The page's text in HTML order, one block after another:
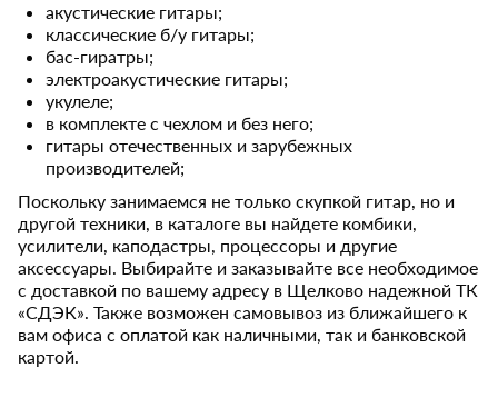
акустические гитары;
классические б/у гитары;
бас-гиратры;
электроакустические гитары;
укулеле;
в комплекте с чехлом и без него;
гитары отечественных и зарубежных
производителей;
Поскольку занимаемся не только скупкой гитар, но и
другой техники, в каталоге вы найдете комбики,
усилители, каподастры, процессоры и другие
аксессуары. Выбирайте и заказывайте все необходимое
с доставкой по вашему адресу в Щелково надежной ТК
«СДЭК». Также возможен самовывоз из ближайшего к
вам офиса с оплатой как наличными, так и банковской
картой.